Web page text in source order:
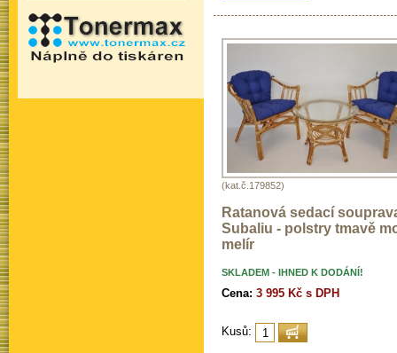
(kat.č.179852)
Ratanová sedací
Subaliu - polstry tmavě
melír
SKLADEM - IHNED K DODÁNÍ!
Cena: 3 995 Kč s DPH
Kusů: